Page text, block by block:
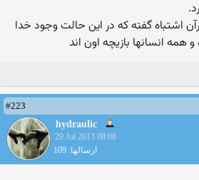
اشتباه گفته که در این حالت وجود خدا
همه انسانها بازیچه اون اند
#223
hydraulic
29 Jul 2013 08:08
ارسالها: 109